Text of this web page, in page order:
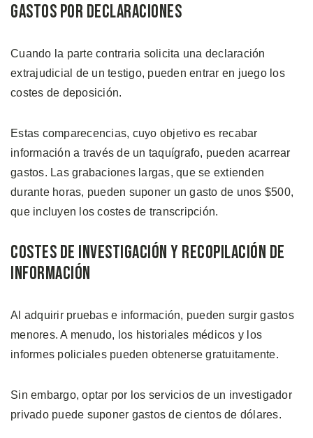
Gastos por Declaraciones
Cuando la parte contraria solicita una declaración
extrajudicial de un testigo, pueden entrar en juego los
costes de deposición.
Estas comparecencias, cuyo objetivo es recabar
información a través de un taquígrafo, pueden acarrear
gastos. Las grabaciones largas, que se extienden
durante horas, pueden suponer un gasto de unos $500,
que incluyen los costes de transcripción.
Costes de Investigación y Recopilación de
Información
Al adquirir pruebas e información, pueden surgir gastos
menores. A menudo, los historiales médicos y los
informes policiales pueden obtenerse gratuitamente.
Sin embargo, optar por los servicios de un investigador
privado puede suponer gastos de cientos de dólares.